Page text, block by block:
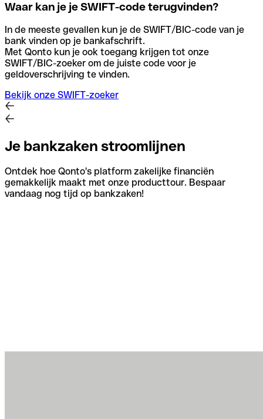
Waar kan je je SWIFT-code terugvinden?
In de meeste gevallen kun je de SWIFT/BIC-code van je
bank vinden op je bankafschrift.
Met Qonto kun je ook toegang krijgen tot onze
SWIFT/BIC-zoeker om de juiste code voor je
geldoverschrijving te vinden.
Bekijk onze SWIFT-zoeker
Je bankzaken stroomlijnen
Ontdek hoe Qonto's platform zakelijke financiën
gemakkelijk maakt met onze producttour. Bespaar
vandaag nog tijd op bankzaken!